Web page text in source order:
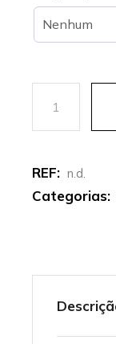
Quantidade
REF: n.d.
Categorias: